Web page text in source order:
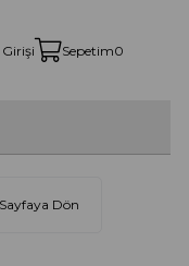
Girişi Sepetim0
Dön